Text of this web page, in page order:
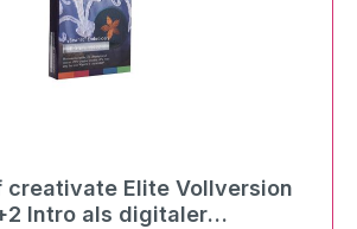
creativate Elite Vollversion
Intro als digitaler